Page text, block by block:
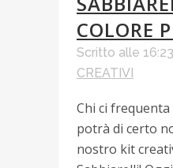
COLORE
Scritto alle 16:23
CREATIVI
Chi ci
potrà di certo
nostro kit